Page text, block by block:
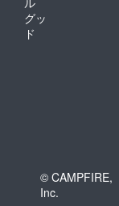
グッ
ド
© CAMPFIRE,
Inc.